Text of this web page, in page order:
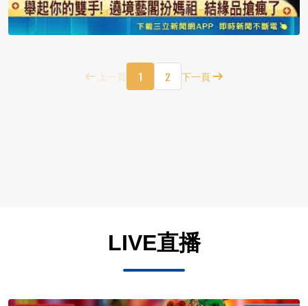
上一頁 1 2 下一頁
LIVE直播